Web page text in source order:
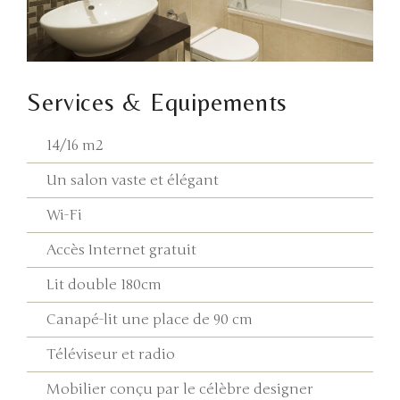
Services & Equipements
14/16 m2
Un salon vaste et élégant
Wi-Fi
Accès Internet gratuit
Lit double 180cm
Canapé-lit une place de 90 cm
Téléviseur et radio
Mobilier conçu par le célèbre designer